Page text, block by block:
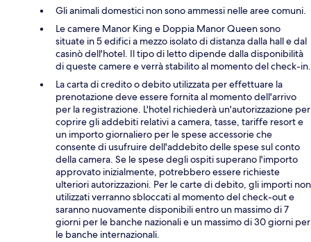
Gli animali domestici non sono ammessi nelle aree comuni.
Le camere Manor King e Doppia Manor Queen sono
situate in 5 edifici a mezzo isolato di distanza dalla hall e dal
casinò dell'hotel. Il tipo di letto dipende dalla disponibilità
di queste camere e verrà stabilito al momento del check-in.
La carta di credito o debito utilizzata per effettuare la
prenotazione deve essere fornita al momento dell'arrivo
per la registrazione. L'hotel richiederà un'autorizzazione per
coprire gli addebiti relativi a camera, tasse, tariffe resort e
un importo giornaliero per le spese accessorie che
consente di usufruire dell'addebito delle spese sul conto
della camera. Se le spese degli ospiti superano l'importo
approvato inizialmente, potrebbero essere richieste
ulteriori autorizzazioni. Per le carte di debito, gli importi non
utilizzati verranno sbloccati al momento del check-out e
saranno nuovamente disponibili entro un massimo di 7
giorni per le banche nazionali e un massimo di 30 giorni per
le banche internazionali.